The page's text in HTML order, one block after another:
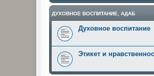
ДУХОВНОЕ ВОСПИТАНИЕ, АДАБ
Духовное воспитание
Этикет и